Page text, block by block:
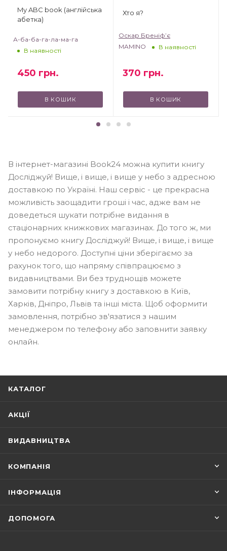
My ABC book (англійська
абетка)
А-ба-ба-га-ла-ма-га
В наявності
450 грн.
В КОШИК
Хто я?
Оскар Бреніф’є
MAMINO
В наявності
370 грн.
В КОШИК
В інтернет-магазині Book24 можна купити книгу
Досліджуй! Вище, і вище, і вище у небо з адресною
доставкою по Україні. Наш сервіс - це прекрасна
можливість заощадити гроші і час, адже вам не
доведеться шукати потрібне видання в
стаціонарних книжкових магазинах. До того ж, ми
пропонуємо книгу Досліджуй! Вище, і вище, і вище
у небо недорого. Доступні ціни зберігаємо за
рахунок того, що напряму співпрацюємо з
видавництвами. Ви без труднощів можете
замовити потрібну книгу з доставкою в Київ,
Харків, Дніпро, Львів та інші міста. Щоб оформити
замовлення, потрібно зв'язатися з нашим
менеджером по телефону або заповнити заявку
онлайн.
КАТАЛОГ
АКЦІЇ
ВИДАВНИЦТВА
КОМПАНІЯ
ІНФОРМАЦІЯ
ДОПОМОГА